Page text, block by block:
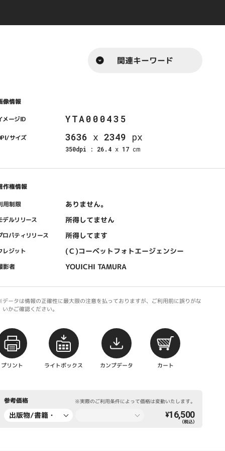
関連キーワード
像情報
メージID YTA000435
サイズ 3636 x 2349 px
350dpi : 26.4 x 17 cm
作権情報
用制限 ありません。
デルリリース 所得してません
ロパティリリース 所得してます
レジット (Ｃ)コーベットフォトエージェンシー
影者 YOUICHI TAMURA
ータは情報の正確性に最大限の注意を払っておりますが、ご利用前に誤りがな
いかご確認ください。
プリント ライトボックス カンプデータ カート
参考価格 ※実際のご利用条件によって価格は変動いたします。
出版物/書籍・
¥16,500
（税込）